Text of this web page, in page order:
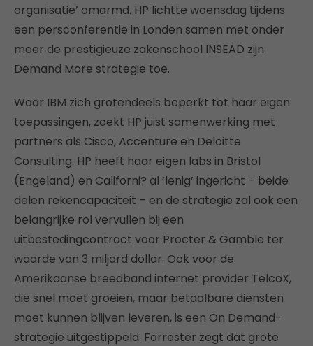
organisatie’ omarmd. HP lichtte woensdag tijdens
een persconferentie in Londen samen met onder
meer de prestigieuze zakenschool INSEAD zijn
Demand More strategie toe.
Waar IBM zich grotendeels beperkt tot haar eigen
toepassingen, zoekt HP juist samenwerking met
partners als Cisco, Accenture en Deloitte
Consulting. HP heeft haar eigen labs in Bristol
(Engeland) en Californi? al ‘lenig’ ingericht – beide
delen rekencapaciteit – en de strategie zal ook een
belangrijke rol vervullen bij een
uitbestedingcontract voor Procter & Gamble ter
waarde van 3 miljard dollar. Ook voor de
Amerikaanse breedband internet provider TelcoX,
die snel moet groeien, maar betaalbare diensten
moet kunnen blijven leveren, is een On Demand-
strategie uitgestippeld. Forrester zegt dat grote